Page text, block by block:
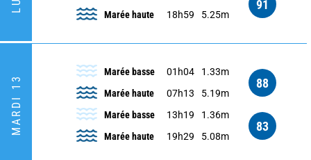
Marée haute
18h59 5.25m
91
MARDI 13
Marée basse 01h04
1.33m
Marée haute
07h13 5.19m
88
Marée basse 13h19
1.36m
Marée haute
19h29 5.08m
83